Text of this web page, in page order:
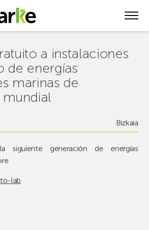
a instalaciones
de energías
marinas de
Bizkaia
siguiente generación de energías